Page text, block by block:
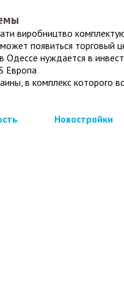
виробництво
появиться торговый
нуждается в
Европа
в комплекс которого
Новостройки